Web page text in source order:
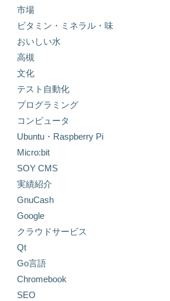
市場
ビタミン・ミネラル・味
おいしい水
高槻
文化
テスト自動化
プログラミング
コンピュータ
Ubuntu・Raspberry Pi
Micro:bit
SOY CMS
実績紹介
GnuCash
Google
クラウドサービス
Qt
Go言語
Chromebook
SEO